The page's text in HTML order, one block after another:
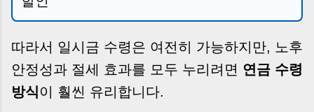
따라서 일시금 수령은 여전히 가능하지만, 노후
안정성과 절세 효과를 모두 누리려면 연금 수령
방식이 훨씬 유리합니다.